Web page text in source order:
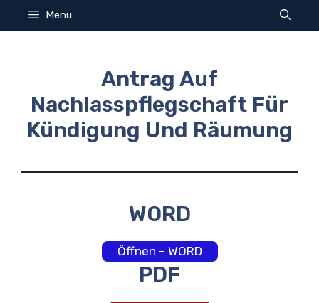
Menü
Antrag Auf
Nachlasspflegschaft Für
Kündigung Und Räumung
WORD
Öffnen – WORD
PDF